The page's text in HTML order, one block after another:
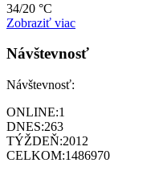
34/20 °C
Zobraziť viac
Návštevnosť
Návštevnosť:
ONLINE:1
DNES:263
TÝŽDEŇ:2012
CELKOM:1486970